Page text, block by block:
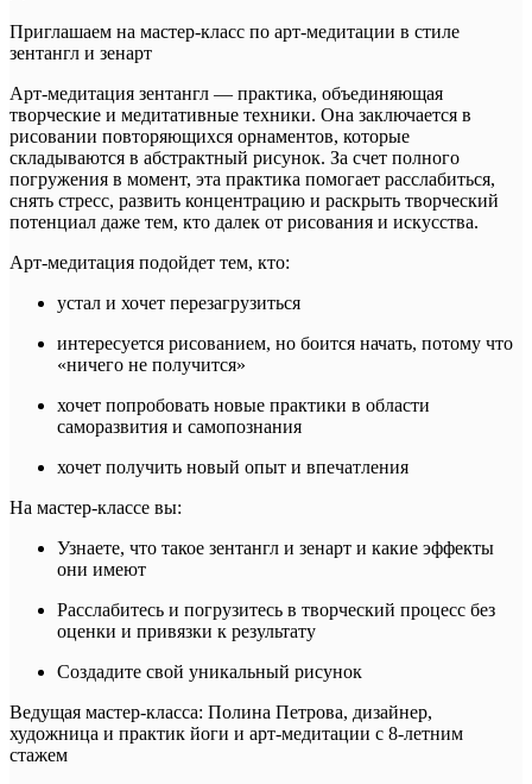
Приглашаем на мастер-класс по арт-медитации в стиле
зентангл и зенарт
Арт-медитация зентангл — практика, объединяющая
творческие и медитативные техники. Она заключается в
рисовании повторяющихся орнаментов, которые
складываются в абстрактный рисунок. За счет полного
погружения в момент, эта практика помогает расслабиться,
снять стресс, развить концентрацию и раскрыть творческий
потенциал даже тем, кто далек от рисования и искусства.
Арт-медитация подойдет тем, кто:
устал и хочет перезагрузиться
интересуется рисованием, но боится начать, потому что
«ничего не получится»
хочет попробовать новые практики в области
саморазвития и самопознания
хочет получить новый опыт и впечатления
На мастер-классе вы:
Узнаете, что такое зентангл и зенарт и какие эффекты
они имеют
Расслабитесь и погрузитесь в творческий процесс без
оценки и привязки к результату
Создадите свой уникальный рисунок
Ведущая мастер-класса: Полина Петрова, дизайнер,
художница и практик йоги и арт-медитации с 8-летним
стажем